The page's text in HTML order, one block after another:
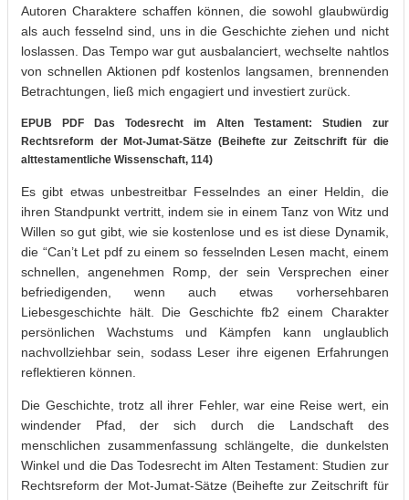
Autoren Charaktere schaffen können, die sowohl glaubwürdig
als auch fesselnd sind, uns in die Geschichte ziehen und nicht
loslassen. Das Tempo war gut ausbalanciert, wechselte nahtlos
von schnellen Aktionen pdf kostenlos langsamen, brennenden
Betrachtungen, ließ mich engagiert und investiert zurück.
EPUB PDF Das Todesrecht im Alten Testament: Studien zur
Rechtsreform der Mot-Jumat-Sätze (Beihefte zur Zeitschrift für die
alttestamentliche Wissenschaft, 114)
Es gibt etwas unbestreitbar Fesselndes an einer Heldin, die
ihren Standpunkt vertritt, indem sie in einem Tanz von Witz und
Willen so gut gibt, wie sie kostenlose und es ist diese Dynamik,
die “Can’t Let pdf zu einem so fesselnden Lesen macht, einem
schnellen, angenehmen Romp, der sein Versprechen einer
befriedigenden, wenn auch etwas vorhersehbaren
Liebesgeschichte hält. Die Geschichte fb2 einem Charakter
persönlichen Wachstums und Kämpfen kann unglaublich
nachvollziehbar sein, sodass Leser ihre eigenen Erfahrungen
reflektieren können.
Die Geschichte, trotz all ihrer Fehler, war eine Reise wert, ein
windender Pfad, der sich durch die Landschaft des
menschlichen zusammenfassung schlängelte, die dunkelsten
Winkel und die Das Todesrecht im Alten Testament: Studien zur
Rechtsreform der Mot-Jumat-Sätze (Beihefte zur Zeitschrift für